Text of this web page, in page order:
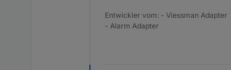
Entwickler vom: - Viessman Adapter
- Alarm Adapter